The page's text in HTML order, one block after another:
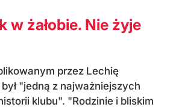
w żałobie. Nie żyje
przez Lechię
"jedną z najważniejszych
klubu". "Rodzinie i bliskim